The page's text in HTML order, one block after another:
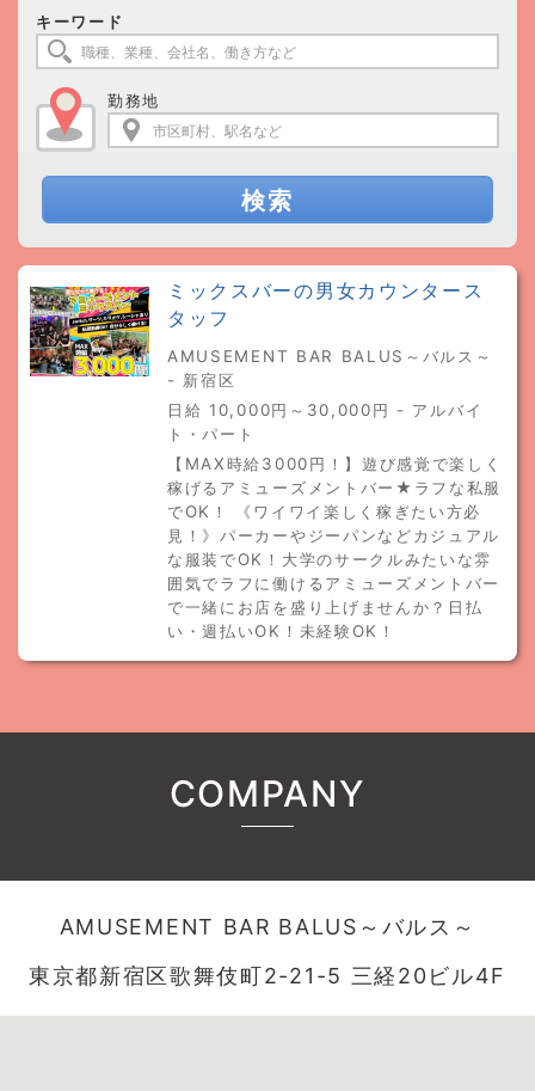
キーワード
勤務地
検索
ミックスバーの男女カウンタース
タッフ
AMUSEMENT BAR BALUS～バルス～
- 新宿区
日給 10,000円～30,000円 - アルバイ
ト・パート
【MAX時給3000円！】遊び感覚で楽しく
稼げるアミューズメントバー★ラフな私服
でOK！ 《ワイワイ楽しく稼ぎたい方必
見！》パーカーやジーパンなどカジュアル
な服装でOK！大学のサークルみたいな雰
囲気でラフに働けるアミューズメントバー
で一緒にお店を盛り上げませんか？日払
い・週払いOK！未経験OK！
COMPANY
AMUSEMENT BAR BALUS～バルス～
東京都新宿区歌舞伎町2-21-5 三経20ビル4F